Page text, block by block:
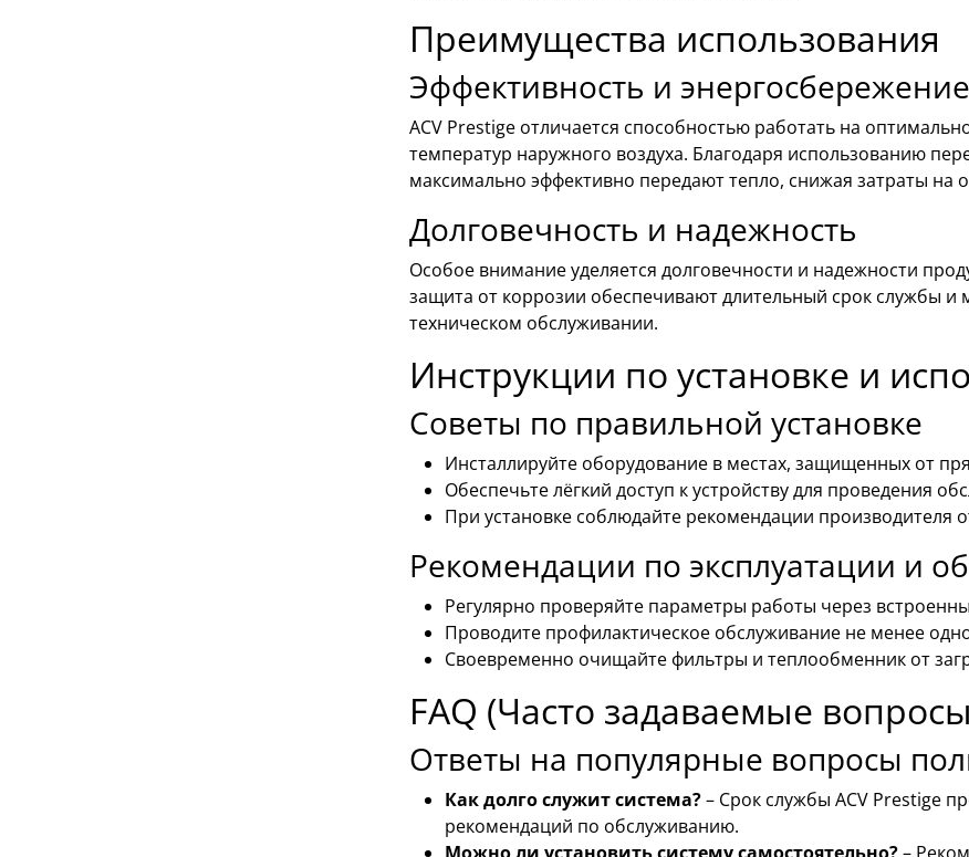
Преимущества использования
Эффективность и энергосбережение
ACV Prestige отличается способностью работать на
температур наружного воздуха. Благодаря использованию
максимально эффективно передают тепло, снижая затраты на
Долговечность и надежность
Особое внимание уделяется долговечности и надежности
защита от коррозии обеспечивают длительный срок службы
техническом обслуживании.
Инструкции по установке и
Советы по правильной установке
Инсталлируйте оборудование в местах, защищенных от
Обеспечьте лёгкий доступ к устройству для проведения
При установке соблюдайте рекомендации производителя
Рекомендации по эксплуатации и
Регулярно проверяйте параметры работы через
Проводите профилактическое обслуживание не менее
Своевременно очищайте фильтры и теплообменник от
FAQ (Часто задаваемые
Ответы на популярные вопросы
Как долго служит система?– Срок службы ACV Prestige
рекомендаций по обслуживанию.